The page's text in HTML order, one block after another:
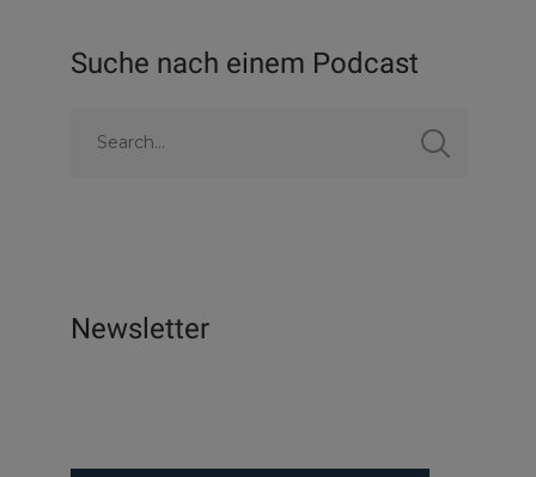
Suche nach einem Podcast
Newsletter